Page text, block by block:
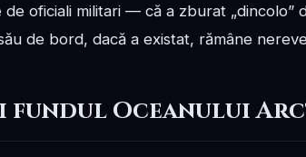
oficiali militari — că a zburat „dincolo”
de bord, dacă a existat, rămâne
fundul Oceanului